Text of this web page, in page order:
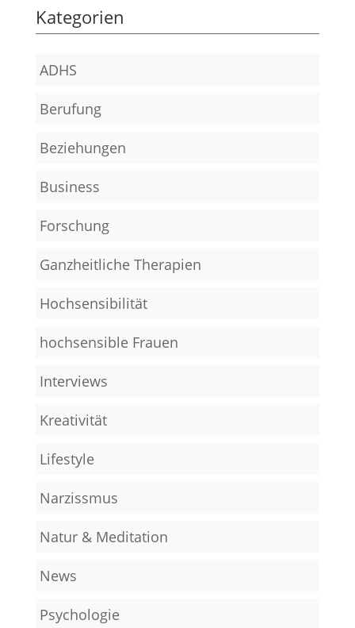
Kategorien
ADHS
Berufung
Beziehungen
Business
Forschung
Ganzheitliche Therapien
Hochsensibilität
hochsensible Frauen
Interviews
Kreativität
Lifestyle
Narzissmus
Natur & Meditation
News
Psychologie